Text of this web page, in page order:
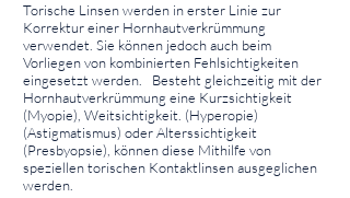
Torische Linsen werden in erster Linie zur
Korrektur einer Hornhautverkrümmung
verwendet. Sie können jedoch auch beim
Vorliegen von kombinierten Fehlsichtigkeiten
eingesetzt werden. Besteht gleichzeitig mit der
Hornhautverkrümmung eine Kurzsichtigkeit
(Myopie), Weitsichtigkeit. (Hyperopie)
(Astigmatismus) oder Alterssichtigkeit
(Presbyopsie), können diese Mithilfe von
speziellen torischen Kontaktlinsen ausgeglichen
werden.